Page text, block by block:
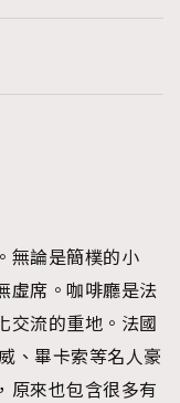
無論是簡樸的小
虛席。咖啡廳是法
交流的重地。法國
、畢卡索等名人豪
原來也包含很多有